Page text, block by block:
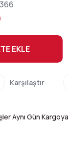
EKLE
Karşılaştır
Aynı Gün